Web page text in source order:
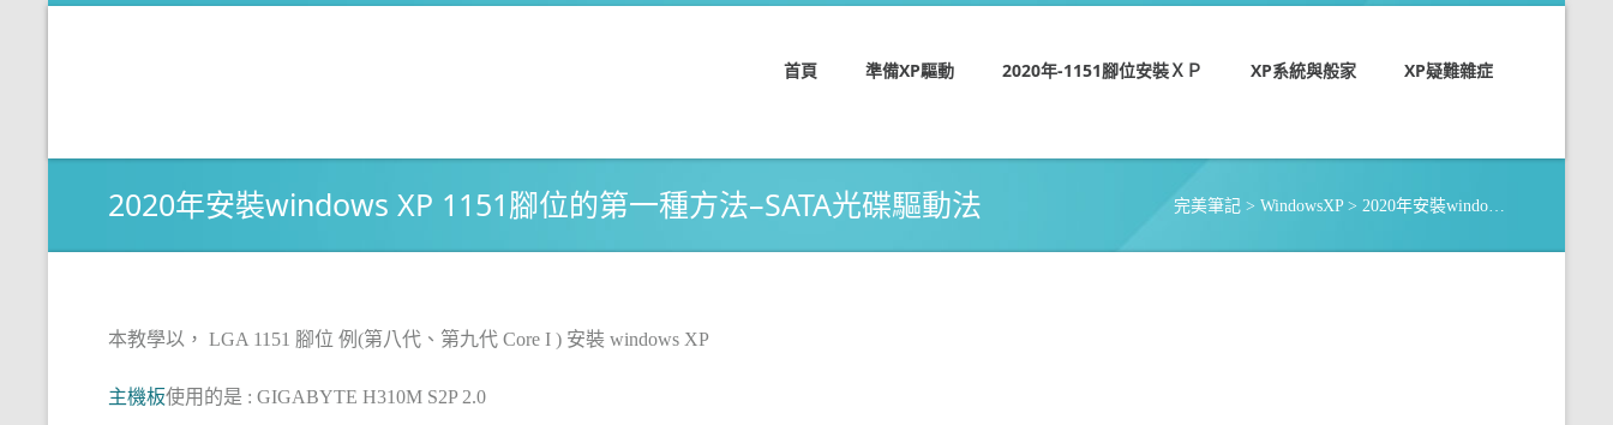
首頁 準備XP驅動 2020年-1151腳位安裝ＸＰ XP系統與般家 XP疑難雜症
2020年安裝windows XP 1151腳位的第一種方法–SATA光碟驅動法 完美筆記> WindowsXP> 2020年安裝windo…
本教學以， LGA 1151 腳位 例(第八代、第九代 Core I ) 安裝 windows XP
主機板使用的是 : GIGABYTE H310M S2P 2.0